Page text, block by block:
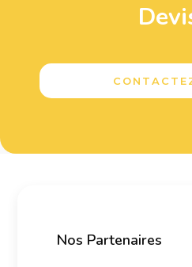
Nos Partenaires